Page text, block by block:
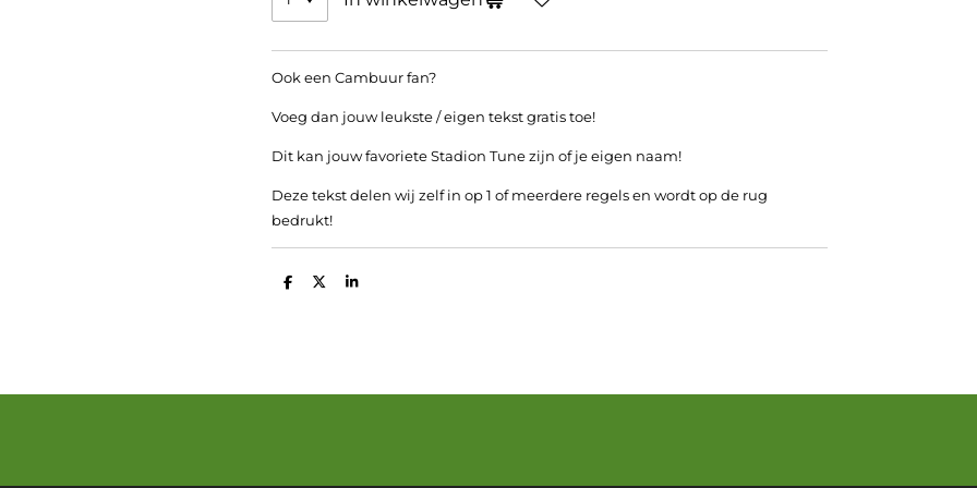
Ook een Cambuur fan?
Voeg dan jouw leukste / eigen tekst gratis toe!
Dit kan jouw favoriete Stadion Tune zijn of je eigen naam!
Deze tekst delen wij zelf in op 1 of meerdere regels en wordt op de rug
bedrukt!
D
D
S